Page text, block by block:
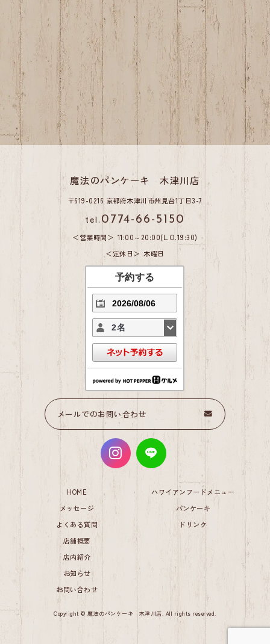
魔法のパンケーキ 木津川店
〒619-0216 京都府木津川市州見台1丁目3-7
tel. 0774-66-5150
営業時間
11:00～20:00(L.O.19:30)
定休日
木曜日
予約する
2名
メールでのお問い合わせ
HOME
メッセージ
よくある質問
ハワイアンフードメニュー
パンケーキ
ドリンク
店舗概要
店内紹介
お知らせ
お問い合わせ
Copyright © 魔法のパンケーキ 木津川店. All rights reserved.